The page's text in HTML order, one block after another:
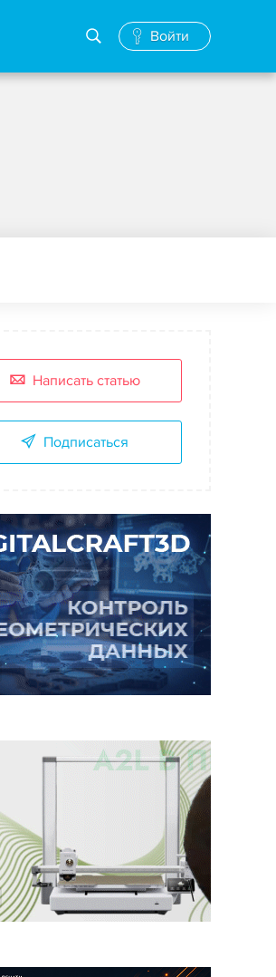
Войти
Написать статью
Подписаться